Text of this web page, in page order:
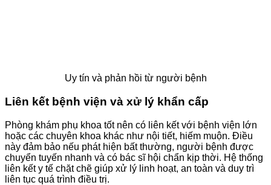
Uy tín và phản hồi từ người bệnh
Liên kết bệnh viện và xử lý khẩn cấp
Phòng khám phụ khoa tốt nên có liên kết với bệnh viện lớn
hoặc các chuyên khoa khác như nội tiết, hiếm muộn. Điều
này đảm bảo nếu phát hiện bất thường, người bệnh được
chuyển tuyến nhanh và có bác sĩ hội chẩn kịp thời. Hệ thống
liên kết y tế chặt chẽ giúp xử lý linh hoạt, an toàn và duy trì
liên tục quá trình điều trị.